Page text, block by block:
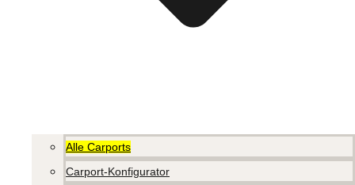
Alle Carports
Carport-Konfigurator